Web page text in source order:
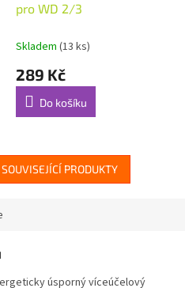
pro WD 2/3
Skladem (13 ks)
289 Kč
Do košíku
PRODUKTY
úsporný víceúčelový